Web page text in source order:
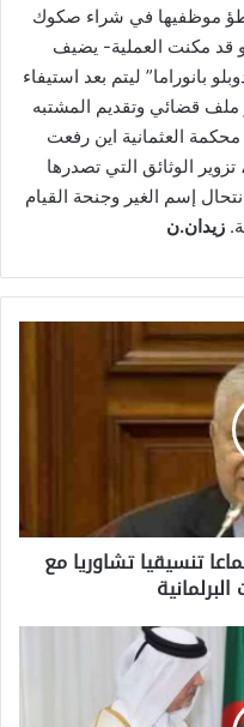
موظفيها في شراء صكوك
قد مكنت العملية- يضيف
بانوراما” ليتم بعد استيفاء
ملف قضائي وتقديم المشتبه
العثمانية اين رفعت
الوثائق التي تصدرها
إسم الغير وجنحة القيام
زيدان.ن
تنسيقيا تشاوريا مع